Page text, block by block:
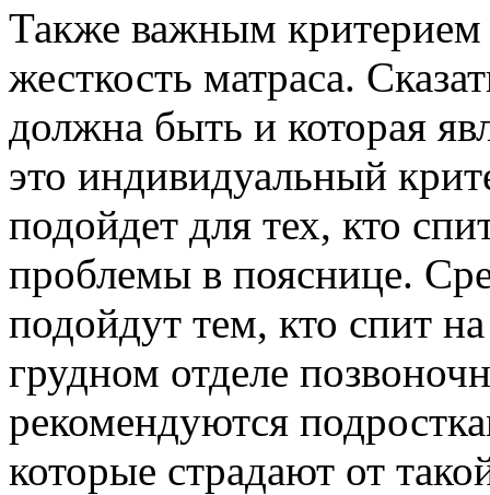
Также важным критерием
жесткость матраса.
должна быть и которая
это индивидуальный
подойдет для тех, кто
проблемы в пояснице.
подойдут тем, кто спит
грудном отделе
рекомендуются
которые страдают от